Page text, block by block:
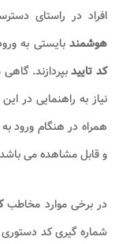
افراد در راستای
هوشمند بایستی به
کد تاییدبپردازند. گاهی
نیاز به راهنمایی در
همراه در هنگام ورود
و قابل مشاهده می
در برخی موارد مخاطب
شماره گیری کد دستوری #40*4* یا از طریق ایمیل